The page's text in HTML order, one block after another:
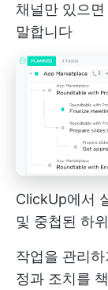
채널만 있으
말합니다
ClickUp에서
및 중첩된 하
작업을 관리
정과 조치를